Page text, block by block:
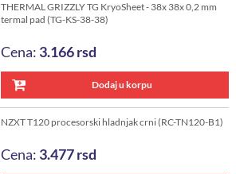
THERMAL GRIZZLY TG KryoSheet - 38x 38x 0,2 mm
termal pad (TG-KS-38-38)
Cena: 3.166rsd
Dodaj u korpu
NZXT T120 procesorski hladnjak crni (RC-TN120-B1)
Cena: 3.477rsd